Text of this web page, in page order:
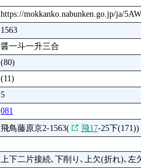
https://mokkanko.nabunken.go.jp/ja/
1563
醤一斗一升三合
(80)
(11)
5
081
飛鳥藤原京2-1563( 飛17-25下(171))
上下二片接続､下削り､上欠(折れ)､左